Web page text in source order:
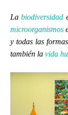
Labiodiversidad
microorganismos
y todas las
también la vida